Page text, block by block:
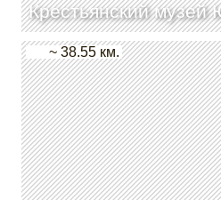
Крестьянский музей
~ 38.55 км.